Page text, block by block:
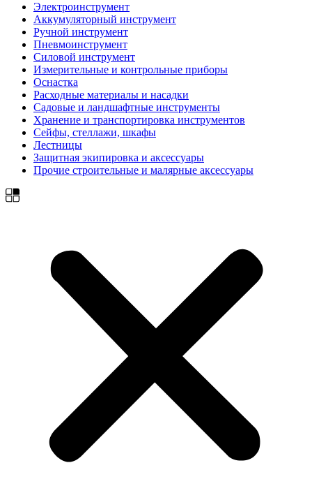
Электроинструмент
Аккумуляторный инструмент
Ручной инструмент
Пневмоинструмент
Силовой инструмент
Измерительные и контрольные приборы
Оснастка
Расходные материалы и насадки
Садовые и ландшафтные инструменты
Хранение и транспортировка инструментов
Сейфы, стеллажи, шкафы
Лестницы
Защитная экипировка и аксессуары
Прочие строительные и малярные аксессуары